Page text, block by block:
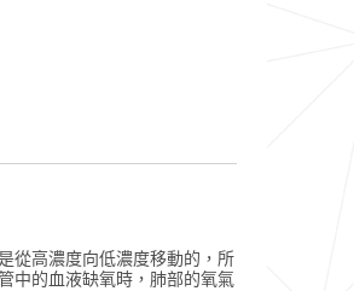
從高濃度向低濃度移動的，所
中的血液缺氧時，肺部的氧氣